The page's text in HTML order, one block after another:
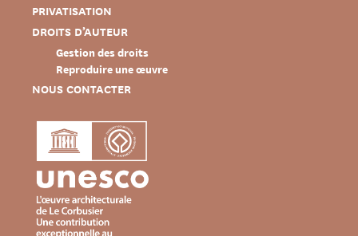
PRIVATISATION
DROITS D’AUTEUR
Gestion des droits
Reproduire une œuvre
NOUS CONTACTER